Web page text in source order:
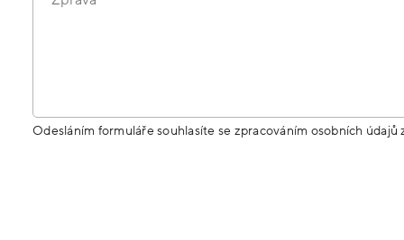
Odesláním formuláře souhlasíte se zpracováním osobních údajů